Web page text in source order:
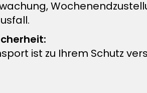
ist zu Ihrem Schutz